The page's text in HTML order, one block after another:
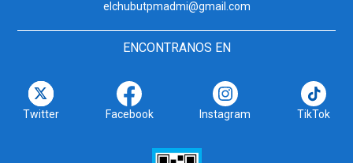
elchubutpmadmi@gmail.com
ENCONTRANOS EN
Twitter Facebook Instagram TikTok